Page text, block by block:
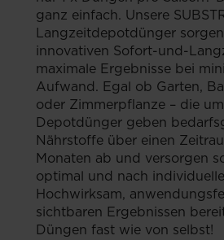
ganz einfach. Unsere
Langzeitdepotdünger
innovativen Sofort-und-
maximale Ergebnisse bei
Aufwand. Egal ob Garten,
oder Zimmerpflanze – die
Depotdünger geben
Nährstoffe über einen
Monaten ab und versorgen
optimal und nach
Hochwirksam,
sichtbaren Ergebnissen
Düngen fast wie von selbst!